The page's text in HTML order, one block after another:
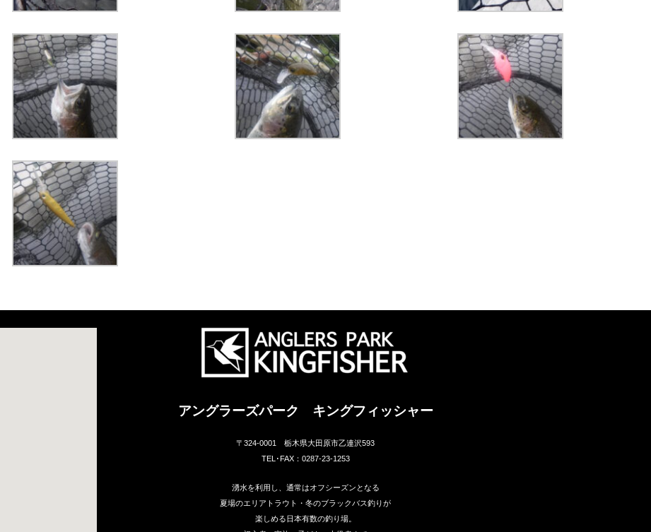
アングラーズパーク キングフィッシャー
〒324-0001 栃木県大田原市乙連沢593
TEL･FAX：0287-23-1253
湧水を利用し、通常はオフシーズンとなる
夏場のエリアトラウト・冬のブラックバス釣りが
楽しめる日本有数の釣り場。